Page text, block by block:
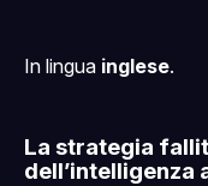
In lingua inglese.
La strategia
dell’intelligenza